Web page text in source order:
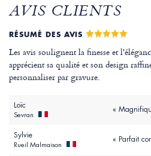
AVIS CLIENTS
RÉSUMÉ DES AVIS
Les avis soulignent la finesse et
apprécient sa qualité et son design
personnaliser par gravure.
Loïc
Sevran
«
Sylvie
Rueil Malmaison
« Parfait